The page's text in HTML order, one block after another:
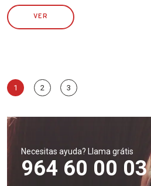
VER
1 2 3
Necesitas ayuda? Llama grátis
964 60 00 03